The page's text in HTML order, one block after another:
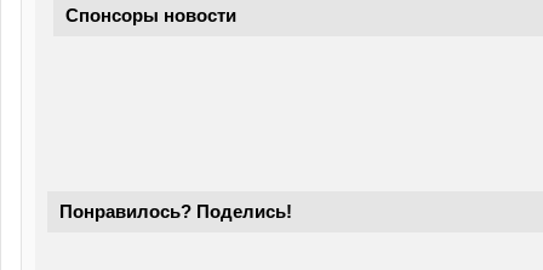
Спонсоры новости
Понравилось? Поделись!